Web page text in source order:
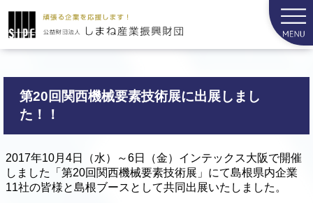
第20回関西機械要素技術展に出展しまし
た！！
2017年10月4日（水）～6日（金）インテックス大阪で開催
しました「第20回関西機械要素技術展」にて島根県内企業
11社の皆様と島根ブースとして共同出展いたしました。